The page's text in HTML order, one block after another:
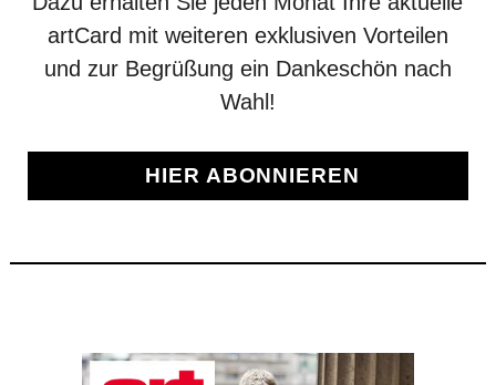
artCard mit weiteren exklusiven Vorteilen
und zur Begrüßung ein Dankeschön nach
Wahl!
HIER ABONNIEREN